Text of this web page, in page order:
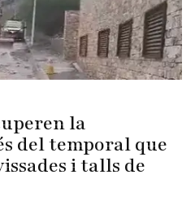
la
del temporal que
i talls de